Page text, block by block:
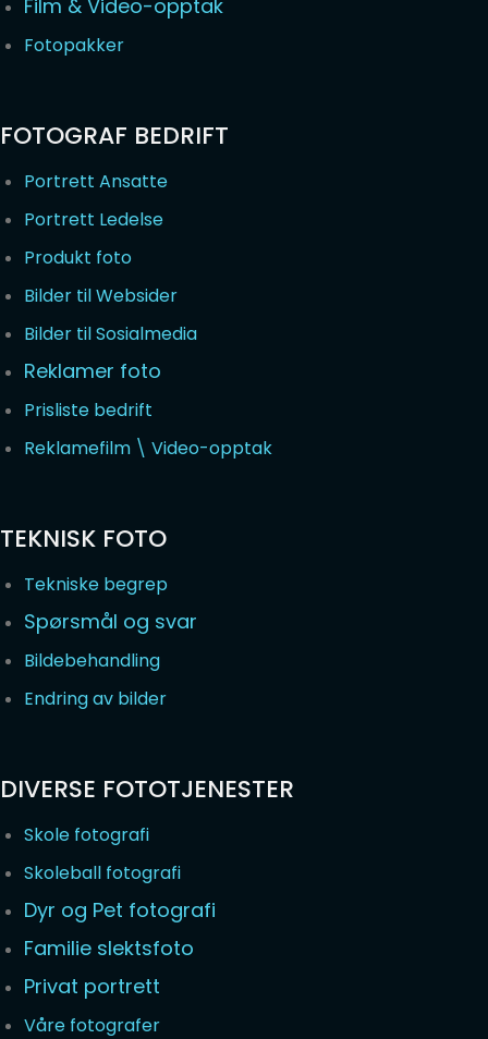
Film & Video-opptak
Fotopakker
FOTOGRAF BEDRIFT
Portrett Ansatte
Portrett Ledelse
Produkt foto
Bilder til Websider
Bilder til Sosialmedia
Reklamer foto
Prisliste bedrift
Reklamefilm \ Video-opptak
TEKNISK FOTO
Tekniske begrep
Spørsmål og svar
Bildebehandling
Endring av bilder
DIVERSE FOTOTJENESTER
Skole fotografi
Skoleball fotografi
Dyr og Pet fotografi
Familie slektsfoto
Privat portrett
Våre fotografer